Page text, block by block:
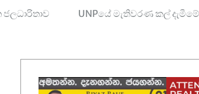
UNPයේ මැතිවරණ කල්